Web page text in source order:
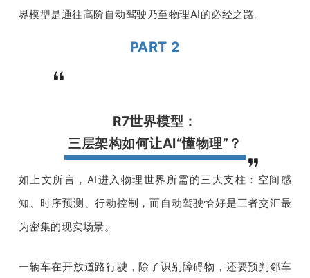
界模型是通往高阶自动驾驶乃至物理AI的必经之路。
PART 2
R7世界模型：
三层架构如何让AI“懂物理”？
如上文所言，AI进入物理世界所需的三大支柱：空间感
知、时序预测、行动控制，而自动驾驶恰好是三者交汇最
为密集的现实场景。
一辆车在开放道路行驶，除了识别障碍物，还要预判邻车